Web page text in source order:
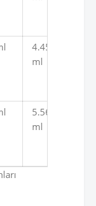
4.452
ml
5.565
ml